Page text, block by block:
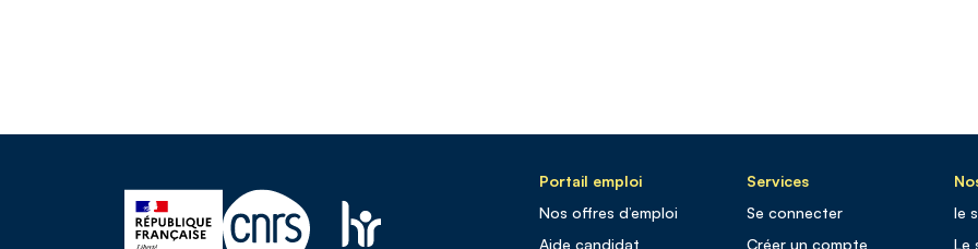
Portail emploi
Nos offres d’emploi
Aide candidat
Services
Se connecter
Créer un compte
le
Le